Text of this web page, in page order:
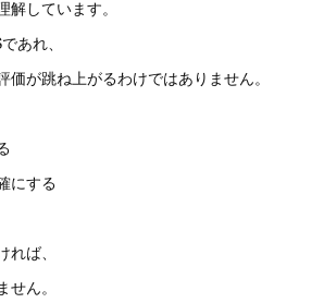
しています。
あれ、
価が跳ね上がるわけではありません。
にする
ば、
ん。